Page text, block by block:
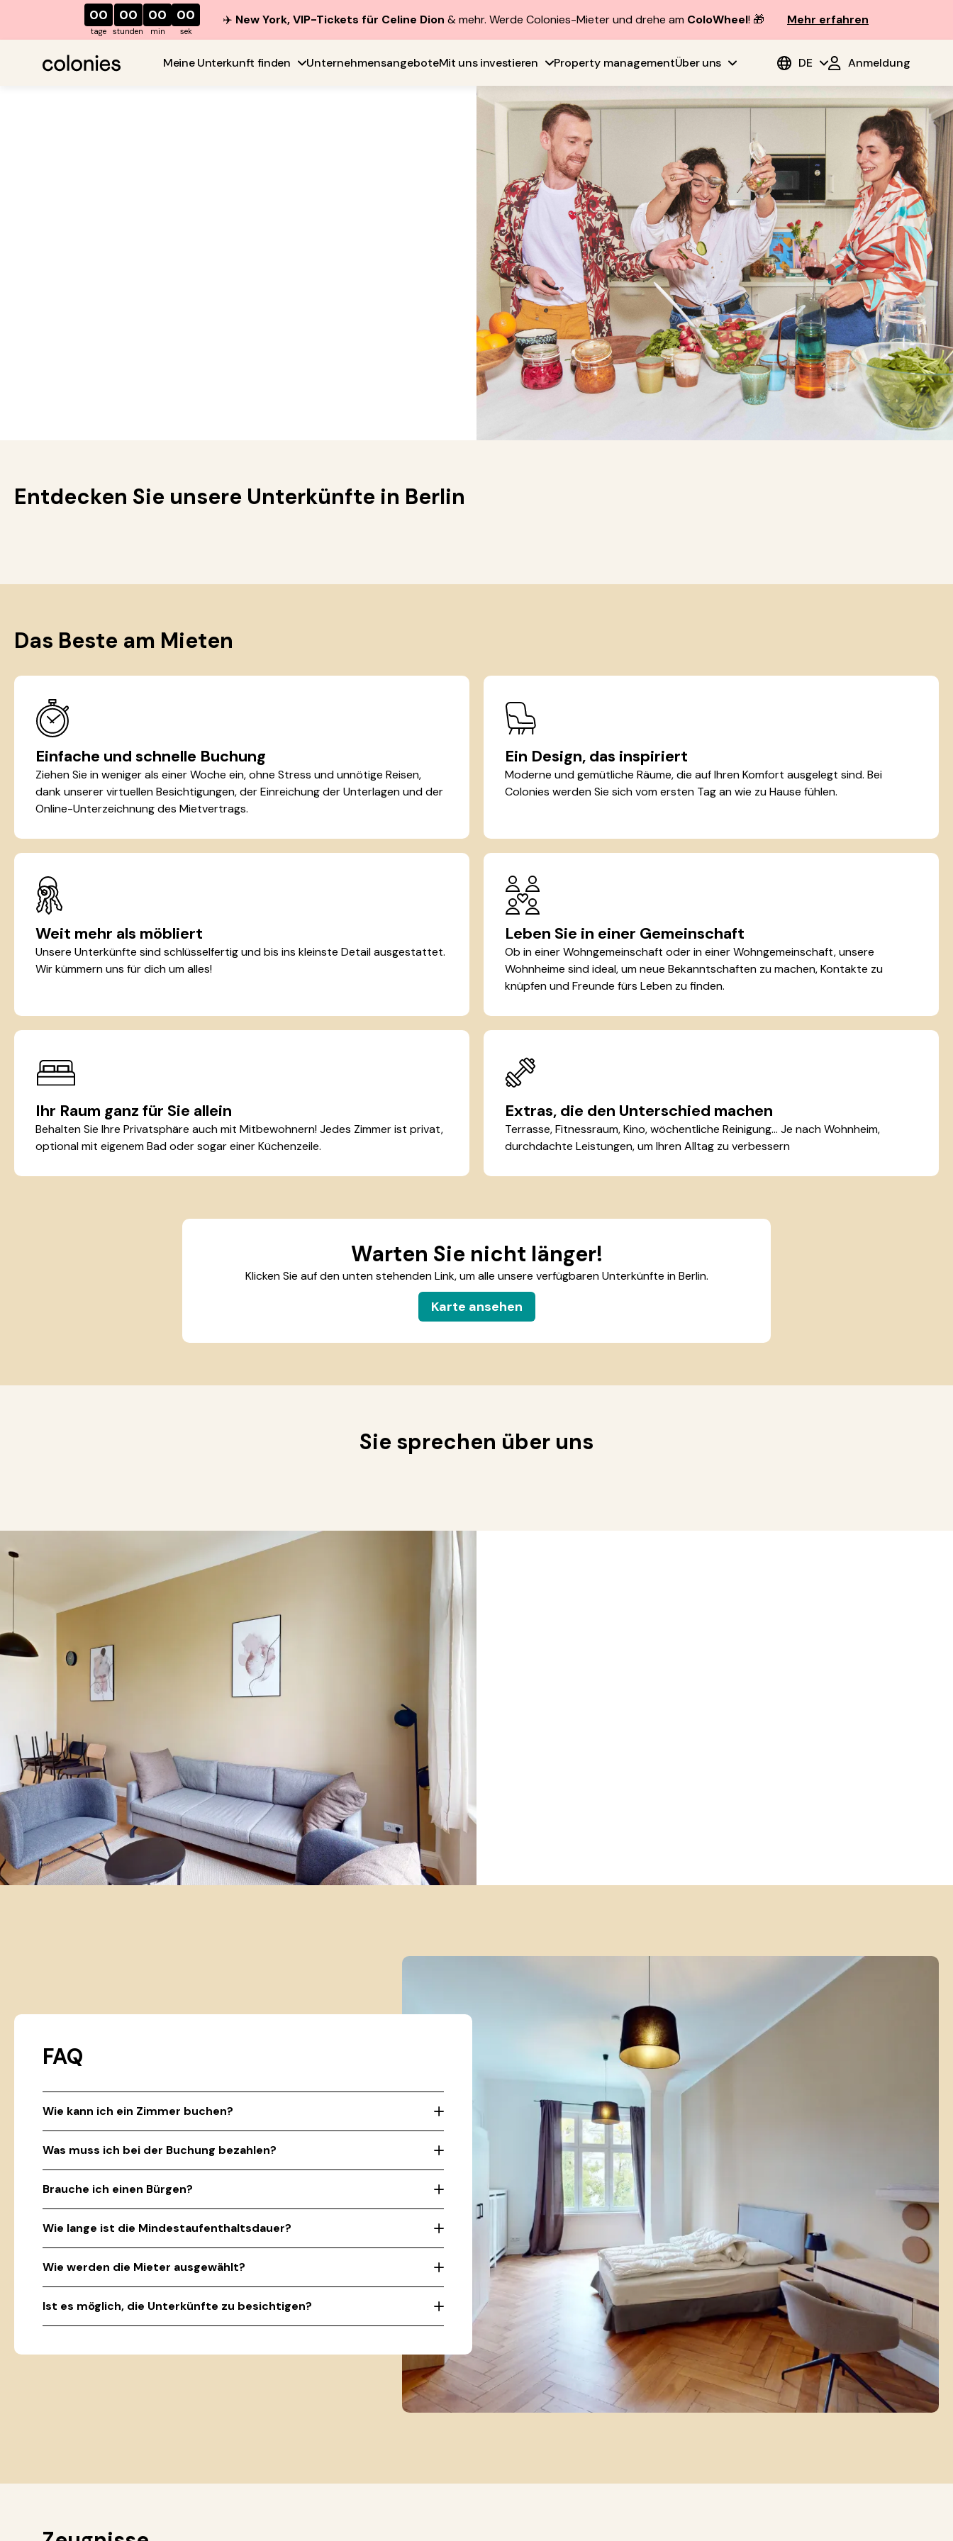
00
tage
00
stunden
00
min
00
sek
✈️ New York, VIP-Tickets für Celine Dion & mehr. Werde Colonies-Mieter und drehe am ColoWheel! 🎁 Mehr erfahren
Meine Unterkunft finden UnternehmensangeboteMit uns investieren Property managementÜber uns DE Anmeldung
Entdecken Sie unsere Unterkünfte in Berlin
Das Beste am Mieten
Einfache und schnelle Buchung
Ziehen Sie in weniger als einer Woche ein, ohne Stress und unnötige Reisen,
dank unserer virtuellen Besichtigungen, der Einreichung der Unterlagen und der
Online-Unterzeichnung des Mietvertrags.
Ein Design, das inspiriert
Moderne und gemütliche Räume, die auf Ihren Komfort ausgelegt sind. Bei
Colonies werden Sie sich vom ersten Tag an wie zu Hause fühlen.
Weit mehr als möbliert
Unsere Unterkünfte sind schlüsselfertig und bis ins kleinste Detail ausgestattet.
Wir kümmern uns für dich um alles!
Leben Sie in einer Gemeinschaft
Ob in einer Wohngemeinschaft oder in einer Wohngemeinschaft, unsere
Wohnheime sind ideal, um neue Bekanntschaften zu machen, Kontakte zu
knüpfen und Freunde fürs Leben zu finden.
Ihr Raum ganz für Sie allein
Behalten Sie Ihre Privatsphäre auch mit Mitbewohnern! Jedes Zimmer ist privat,
optional mit eigenem Bad oder sogar einer Küchenzeile.
Extras, die den Unterschied machen
Terrasse, Fitnessraum, Kino, wöchentliche Reinigung... Je nach Wohnheim,
durchdachte Leistungen, um Ihren Alltag zu verbessern
Warten Sie nicht länger!
Klicken Sie auf den unten stehenden Link, um alle unsere verfügbaren Unterkünfte in Berlin.
Karte ansehen
Sie sprechen über uns
FAQ
Wie kann ich ein Zimmer buchen?
Was muss ich bei der Buchung bezahlen?
Brauche ich einen Bürgen?
Wie lange ist die Mindestaufenthaltsdauer?
Wie werden die Mieter ausgewählt?
Ist es möglich, die Unterkünfte zu besichtigen?